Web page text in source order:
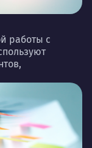
работы с